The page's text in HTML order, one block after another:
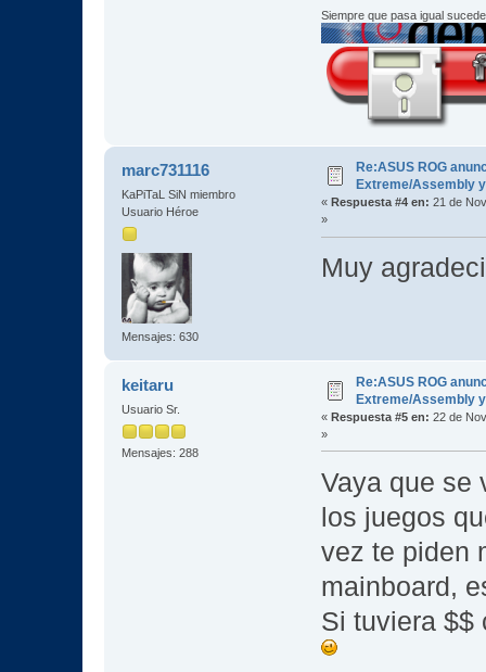
Siempre que pasa igual
marc731116
KaPiTaL SiN miembro
Usuario Héroe
Mensajes: 630
Re:ASUS ROG
Extreme/Assembly
« Respuesta #4 en: 21 de
»
Muy
keitaru
Usuario Sr.
Mensajes: 288
Re:ASUS ROG
Extreme/Assembly
« Respuesta #5 en: 22 de
»
Vaya que se
los juegos
vez te piden
mainboard,
Si tuviera $$